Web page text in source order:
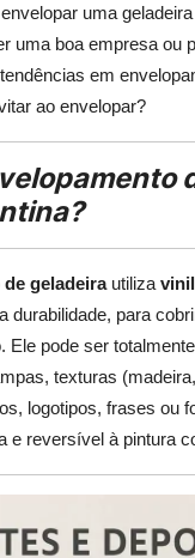
uma
uma boa empresa ou
em
ao envelopar?
geladeirautiliza
durabilidade, para
Ele pode ser
texturas
logotipos, frases ou
e reversível à pintura